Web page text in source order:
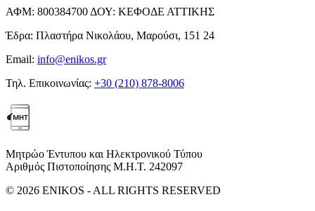
ΑΦΜ: 800384700 ΔΟΥ: ΚΕΦΟΔΕ ΑΤΤΙΚΗΣ
Έδρα: Πλαστήρα Νικολάου, Μαρούσι, 151 24
Email: info@enikos.gr
Τηλ. Επικοινωνίας: +30 (210) 878-8006
Μητρώο Έντυπου και Ηλεκτρονικού Τύπου
Αριθμός Πιστοποίησης Μ.Η.Τ. 242097
© 2026 ENIKOS - ALL RIGHTS RESERVED